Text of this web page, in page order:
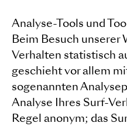
Analyse-Tools und
Beim Besuch unserer
Verhalten statistisch
geschieht vor allem
sogenannten
Analyse Ihres Surf-
Regel anonym; das